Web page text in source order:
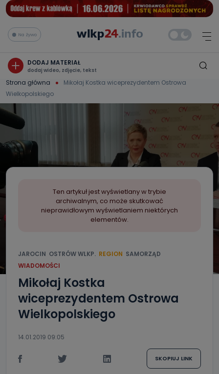
Na żywo
DODAJ MATERIAŁ
dodaj wideo, zdjęcie, tekst
Strona główna
Mikołaj Kostka wiceprezydentem Ostrowa
Wielkopolskiego
Ten artykuł jest wyświetlany w trybie
archiwalnym, co może skutkować
nieprawidłowym wyświetlaniem niektórych
elementów.
JAROCIN OSTRÓW WLKP. REGION SAMORZĄD
WIADOMOŚCI
Mikołaj Kostka
wiceprezydentem Ostrowa
Wielkopolskiego
14.01.2019 09:05
SKOPIUJ LINK